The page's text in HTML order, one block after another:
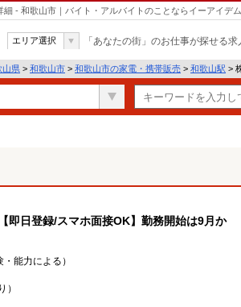
- 和歌山市｜バイト・アルバイトのことならイーアイデム
エリア選択 「あなたの街」のお仕事が探せる求
山県 > 和歌山市 > 和歌山市の家電・携帯販売 > 和歌山駅 >
日登録/スマホ面接OK】勤務開始は9月か
能力による）
）